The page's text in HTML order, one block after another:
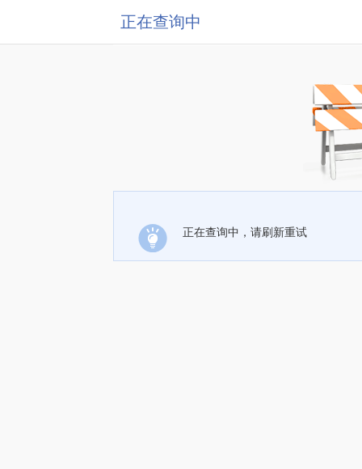
正在查询中
正在查询中，请刷新重试